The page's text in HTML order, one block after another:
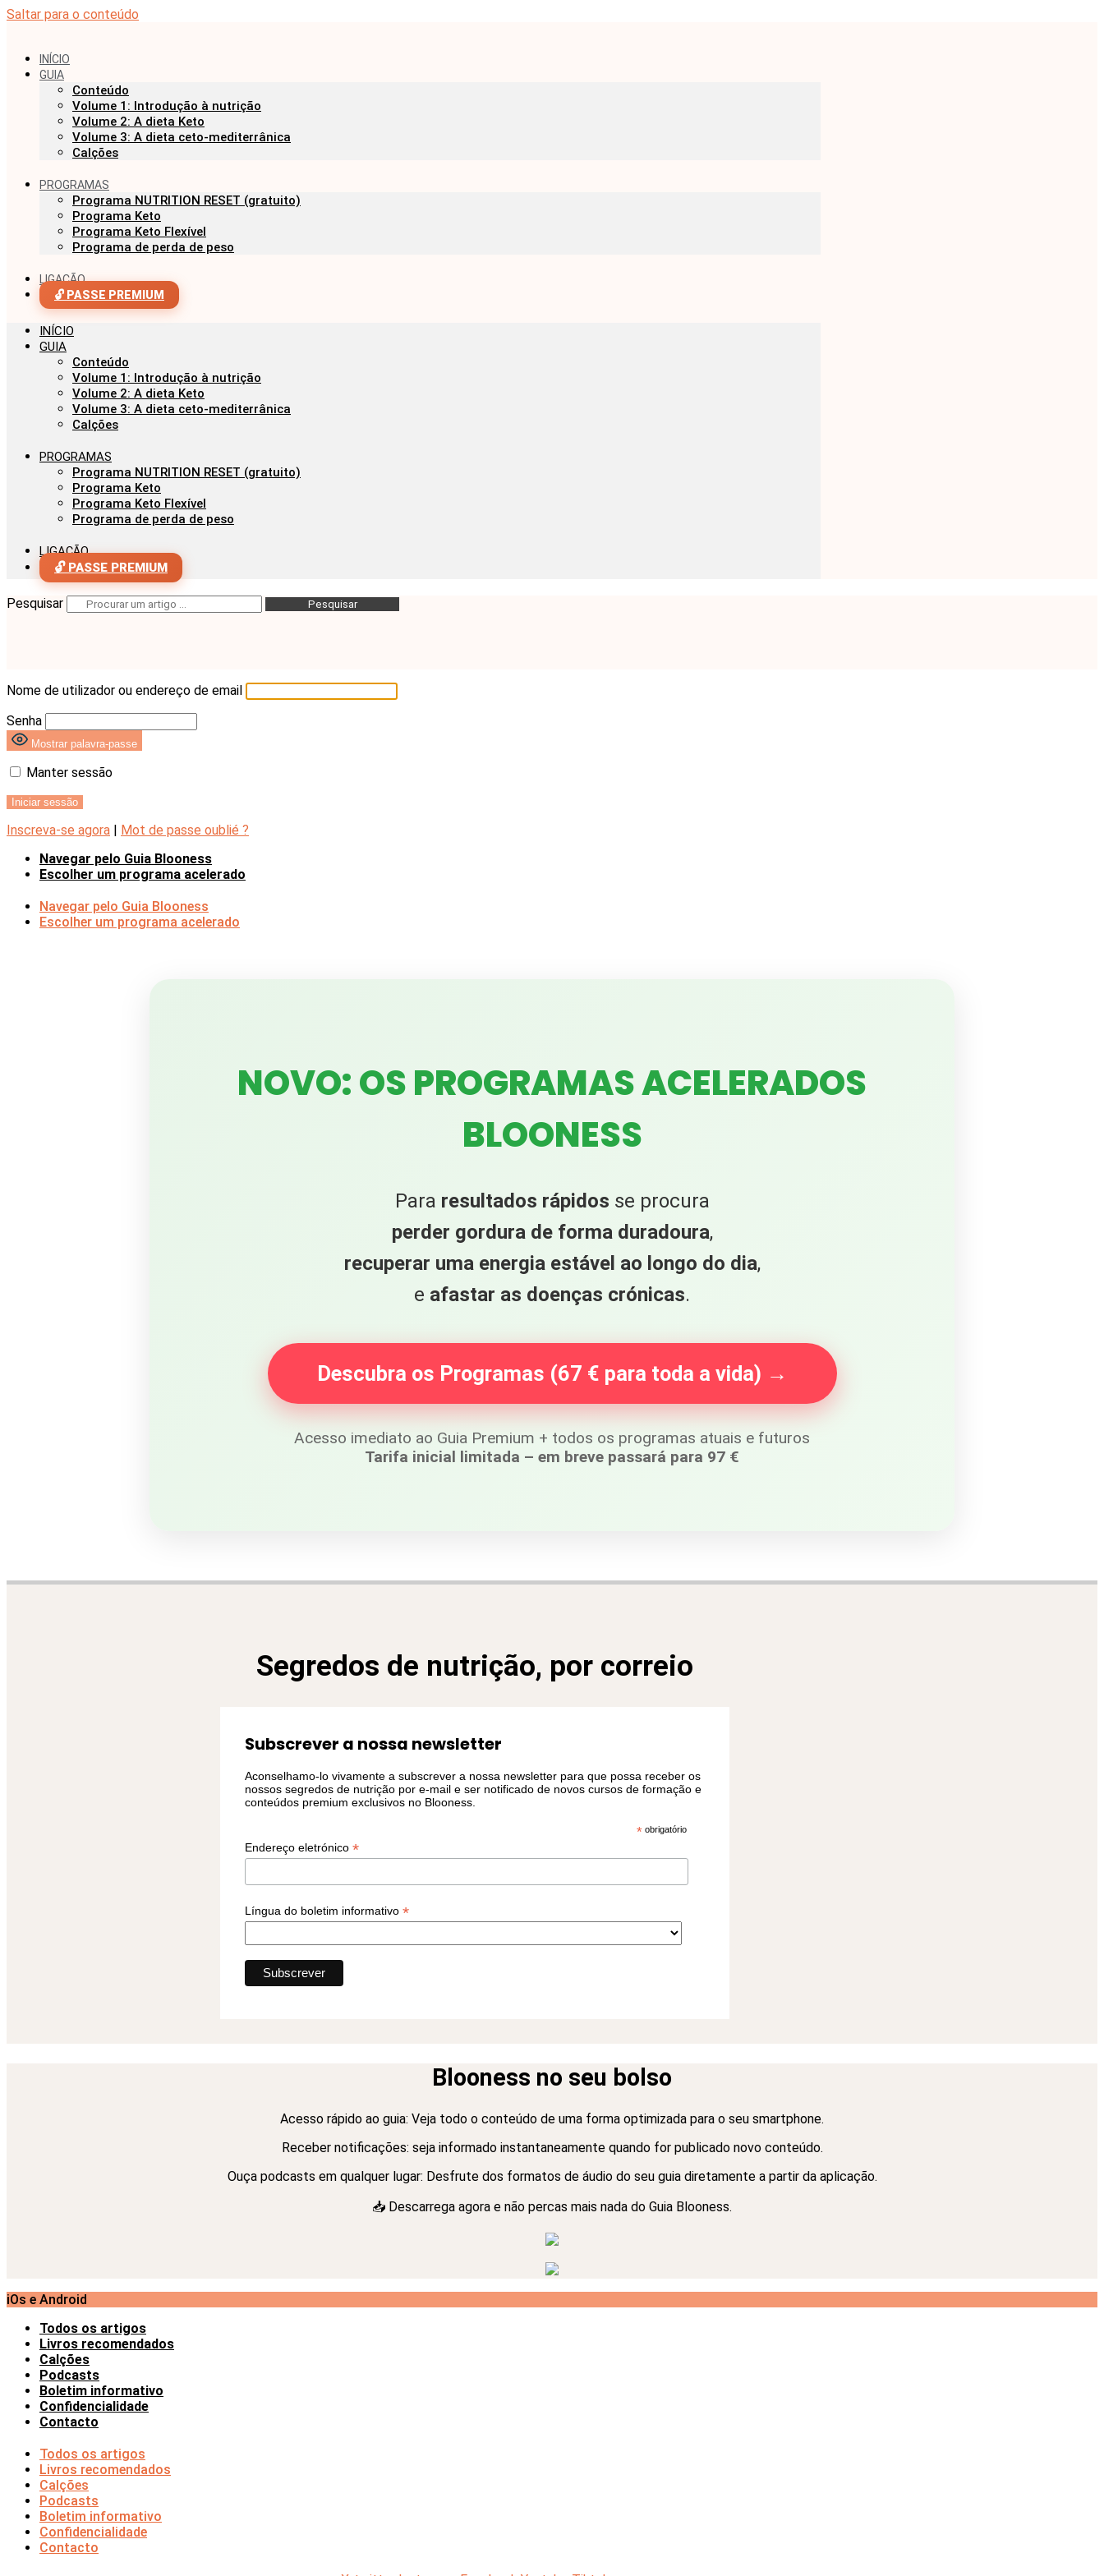
Saltar para o conteúdo
INÍCIO
GUIA
Conteúdo
Volume 1: Introdução à nutrição
Volume 2: A dieta Keto
Volume 3: A dieta ceto-mediterrânica
Calções
PROGRAMAS
Programa NUTRITION RESET (gratuito)
Programa Keto
Programa Keto Flexível
Programa de perda de peso
LIGAÇÃO
🔓 PASSE PREMIUM
INÍCIO
GUIA
Conteúdo
Volume 1: Introdução à nutrição
Volume 2: A dieta Keto
Volume 3: A dieta ceto-mediterrânica
Calções
PROGRAMAS
Programa NUTRITION RESET (gratuito)
Programa Keto
Programa Keto Flexível
Programa de perda de peso
LIGAÇÃO
🔓 PASSE PREMIUM
Pesquisar Pesquisar
Nome de utilizador ou endereço de email
Senha
Mostrar palavra-passe
Manter sessão
Inscreva-se agora | Mot de passe oublié ?
Navegar pelo Guia Blooness
Escolher um programa acelerado
Navegar pelo Guia Blooness
Escolher um programa acelerado
NOVO: OS PROGRAMAS ACELERADOS
BLOONESS
Para resultados rápidos se procura
perder gordura de forma duradoura,
recuperar uma energia estável ao longo do dia,
e afastar as doenças crónicas.
Descubra os Programas (67 € para toda a vida) →
Acesso imediato ao Guia Premium + todos os programas atuais e futuros
Tarifa inicial limitada – em breve passará para 97 €
Segredos de nutrição, por correio
Subscrever a nossa newsletter
Aconselhamo-lo vivamente a subscrever a nossa newsletter para que possa receber os
nossos segredos de nutrição por e-mail e ser notificado de novos cursos de formação e
conteúdos premium exclusivos no Blooness.
*obrigatório
Endereço eletrónico *
Língua do boletim informativo *
Blooness no seu bolso
Acesso rápido ao guia: Veja todo o conteúdo de uma forma optimizada para o seu smartphone.
Receber notificações: seja informado instantaneamente quando for publicado novo conteúdo.
Ouça podcasts em qualquer lugar: Desfrute dos formatos de áudio do seu guia diretamente a partir da aplicação.
📥 Descarrega agora e não percas mais nada do Guia Blooness.
iOs e Android
Todos os artigos
Livros recomendados
Calções
Podcasts
Boletim informativo
Confidencialidade
Contacto
Todos os artigos
Livros recomendados
Calções
Podcasts
Boletim informativo
Confidencialidade
Contacto